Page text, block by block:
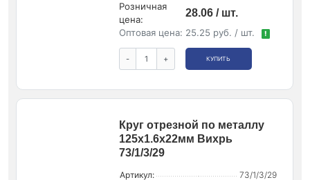
Розничная
цена:
28.06 / шт.
Оптовая цена: 25.25 руб. / шт. !
- + КУПИТЬ
Круг отрезной по металлу
125х1.6х22мм Вихрь
73/1/3/29
Артикул: 73/1/3/29